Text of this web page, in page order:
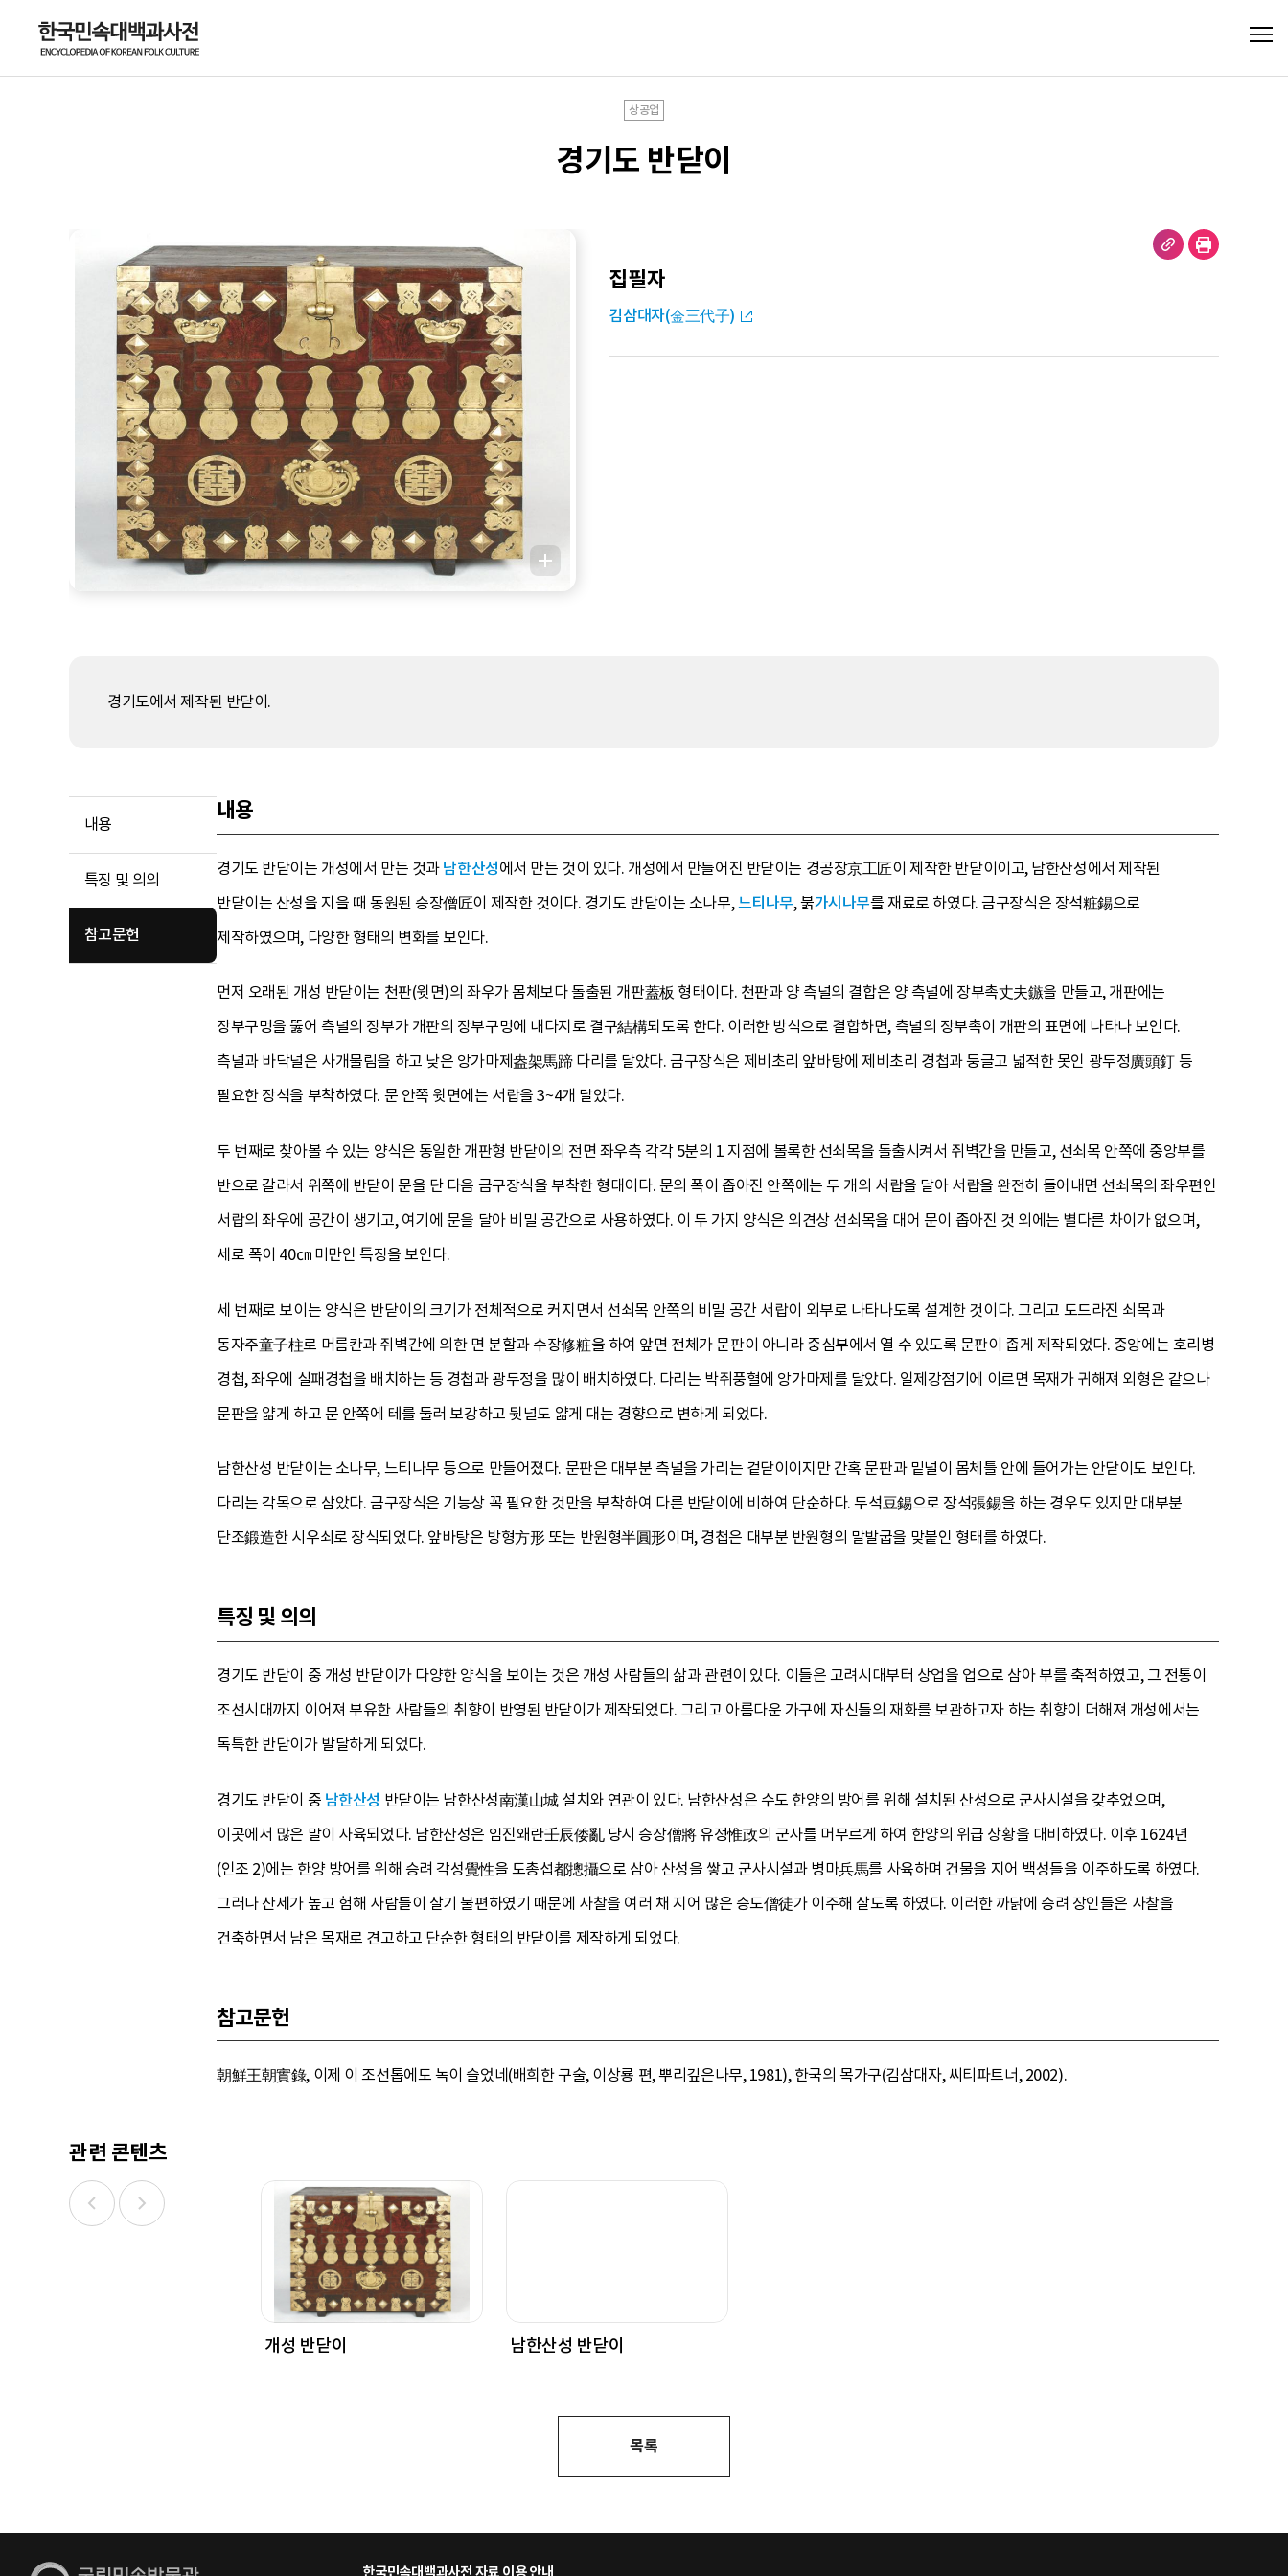
상공업
경기도 반닫이
집필자
김삼대자(金三代子)
경기도에서 제작된 반닫이.
내용
특징 및 의의
참고문헌
내용
경기도 반닫이는 개성에서 만든 것과남한산성에서 만든 것이 있다. 개성에서 만들어진 반닫이는 경공장京工匠이 제작한 반닫이이고, 남한산성에서 제작된
반닫이는 산성을 지을 때 동원된 승장僧匠이 제작한 것이다. 경기도 반닫이는 소나무,느티나무, 붉가시나무를 재료로 하였다. 금구장식은 장석粧錫으로
제작하였으며, 다양한 형태의 변화를 보인다.
먼저 오래된 개성 반닫이는 천판(윗면)의 좌우가 몸체보다 돌출된 개판蓋板 형태이다. 천판과 양 측널의 결합은 양 측널에 장부촉丈夫鏃을 만들고, 개판에는
장부구멍을 뚫어 측널의 장부가 개판의 장부구멍에 내다지로 결구結構되도록 한다. 이러한 방식으로 결합하면, 측널의 장부촉이 개판의 표면에 나타나 보인다.
측널과 바닥널은 사개물림을 하고 낮은 앙가마제盎架馬蹄 다리를 달았다. 금구장식은 제비초리 앞바탕에 제비초리 경첩과 둥글고 넓적한 못인 광두정廣頭釘 등
필요한 장석을 부착하였다. 문 안쪽 윗면에는 서랍을 3~4개 달았다.
두 번째로 찾아볼 수 있는 양식은 동일한 개판형 반닫이의 전면 좌우측 각각 5분의 1 지점에 볼록한 선쇠목을 돌출시켜서 쥐벽간을 만들고, 선쇠목 안쪽에 중앙부를
반으로 갈라서 위쪽에 반닫이 문을 단 다음 금구장식을 부착한 형태이다. 문의 폭이 좁아진 안쪽에는 두 개의 서랍을 달아 서랍을 완전히 들어내면 선쇠목의 좌우편인
서랍의 좌우에 공간이 생기고, 여기에 문을 달아 비밀 공간으로 사용하였다. 이 두 가지 양식은 외견상 선쇠목을 대어 문이 좁아진 것 외에는 별다른 차이가 없으며,
세로 폭이 40㎝ 미만인 특징을 보인다.
세 번째로 보이는 양식은 반닫이의 크기가 전체적으로 커지면서 선쇠목 안쪽의 비밀 공간 서랍이 외부로 나타나도록 설계한 것이다. 그리고 도드라진 쇠목과
동자주童子柱로 머름칸과 쥐벽간에 의한 면 분할과 수장修粧을 하여 앞면 전체가 문판이 아니라 중심부에서 열 수 있도록 문판이 좁게 제작되었다. 중앙에는 호리병
경첩, 좌우에 실패경첩을 배치하는 등 경첩과 광두정을 많이 배치하였다. 다리는 박쥐풍혈에 앙가마제를 달았다. 일제강점기에 이르면 목재가 귀해져 외형은 같으나
문판을 얇게 하고 문 안쪽에 테를 둘러 보강하고 뒷널도 얇게 대는 경향으로 변하게 되었다.
남한산성 반닫이는 소나무, 느티나무 등으로 만들어졌다. 문판은 대부분 측널을 가리는 겉닫이이지만 간혹 문판과 밑널이 몸체틀 안에 들어가는 안닫이도 보인다.
다리는 각목으로 삼았다. 금구장식은 기능상 꼭 필요한 것만을 부착하여 다른 반닫이에 비하여 단순하다. 두석豆錫으로 장석張錫을 하는 경우도 있지만 대부분
단조鍛造한 시우쇠로 장식되었다. 앞바탕은 방형方形 또는 반원형半圓形이며, 경첩은 대부분 반원형의 말발굽을 맞붙인 형태를 하였다.
특징 및 의의
경기도 반닫이 중 개성 반닫이가 다양한 양식을 보이는 것은 개성 사람들의 삶과 관련이 있다. 이들은 고려시대부터 상업을 업으로 삼아 부를 축적하였고, 그 전통이
조선시대까지 이어져 부유한 사람들의 취향이 반영된 반닫이가 제작되었다. 그리고 아름다운 가구에 자신들의 재화를 보관하고자 하는 취향이 더해져 개성에서는
독특한 반닫이가 발달하게 되었다.
경기도 반닫이 중 남한산성 반닫이는 남한산성南漢山城 설치와 연관이 있다. 남한산성은 수도 한양의 방어를 위해 설치된 산성으로 군사시설을 갖추었으며,
이곳에서 많은 말이 사육되었다. 남한산성은 임진왜란壬辰倭亂 당시 승장僧將 유정惟政의 군사를 머무르게 하여 한양의 위급 상황을 대비하였다. 이후 1624년
(인조 2)에는 한양 방어를 위해 승려 각성覺性을 도총섭都摠攝으로 삼아 산성을 쌓고 군사시설과 병마兵馬를 사육하며 건물을 지어 백성들을 이주하도록 하였다.
그러나 산세가 높고 험해 사람들이 살기 불편하였기 때문에 사찰을 여러 채 지어 많은 승도僧徒가 이주해 살도록 하였다. 이러한 까닭에 승려 장인들은 사찰을
건축하면서 남은 목재로 견고하고 단순한 형태의 반닫이를 제작하게 되었다.
참고문헌
朝鮮王朝實錄, 이제 이 조선톱에도 녹이 슬었네(배희한 구술, 이상룡 편, 뿌리깊은나무, 1981), 한국의 목가구(김삼대자, 씨티파트너, 2002).
관련 콘텐츠
개성 반닫이 남한산성 반닫이
목록
한국민속대백과사전 자료 이용 안내